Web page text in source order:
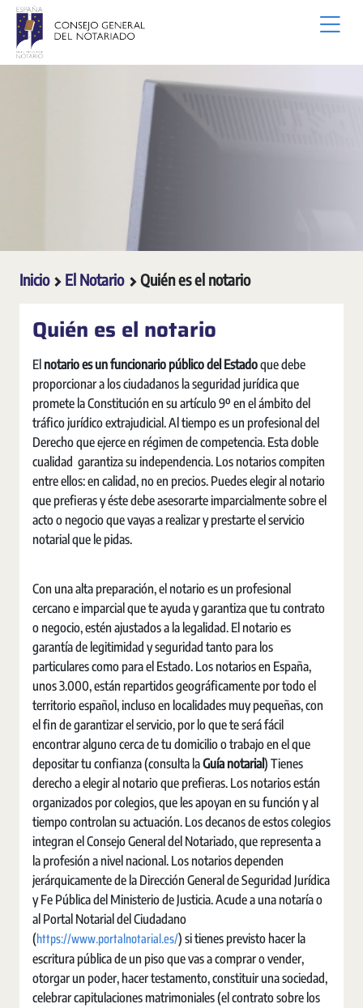
Saltar al contenido principal
Inicio El Notario Quién es el notario
Quién es el notario
El notario es un funcionario público del Estadoque debe
proporcionar a los ciudadanos la seguridad jurídica que
promete la Constitución en su artículo 9º en el ámbito del
tráfico jurídico extrajudicial. Al tiempo es un profesional del
Derecho que ejerce en régimen de competencia. Esta doble
cualidad garantiza su independencia. Los notarios compiten
entre ellos: en calidad, no en precios. Puedes elegir al notario
que prefieras y éste debe asesorarte imparcialmente sobre el
acto o negocio que vayas a realizar y prestarte el servicio
notarial que le pidas.
Con una alta preparación, el notario es un profesional
cercano e imparcial que te ayuda y garantiza que tu contrato
o negocio, estén ajustados a la legalidad. El notario es
garantía de legitimidad y seguridad tanto para los
particulares como para el Estado. Los notarios en España,
unos 3.000, están repartidos geográficamente por todo el
territorio español, incluso en localidades muy pequeñas, con
el fin de garantizar el servicio, por lo que te será fácil
encontrar alguno cerca de tu domicilio o trabajo en el que
depositar tu confianza (consulta laGuía notarial) Tienes
derecho a elegir al notario que prefieras. Los notarios están
organizados por colegios, que les apoyan en su función y al
tiempo controlan su actuación. Los decanos de estos colegios
integran el Consejo General del Notariado, que representa a
la profesión a nivel nacional. Los notarios dependen
jerárquicamente de la Dirección General de Seguridad Jurídica
y Fe Pública del Ministerio de Justicia. Acude a una notaría o
al Portal Notarial del Ciudadano
(https://www.portalnotarial.es/) si tienes previsto hacer la
escritura pública de un piso que vas a comprar o vender,
otorgar un poder, hacer testamento, constituir una sociedad,
celebrar capitulaciones matrimoniales (el contrato sobre los